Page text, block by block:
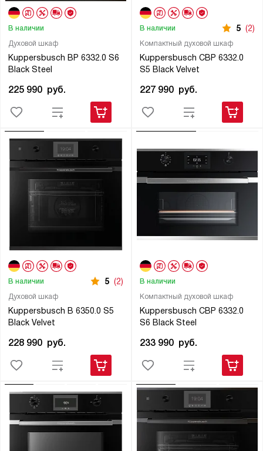
Духовой шкаф
Kuppersbusch BP 6332.0 S6
Black Steel
В наличии
225 990 руб.
Компактный духовой шкаф
Kuppersbusch CBP 6332.0
S5 Black Velvet
В наличии 5 (2)
227 990 руб.
Духовой шкаф
Kuppersbusch B 6350.0 S5
Black Velvet
В наличии 5 (2)
228 990 руб.
Компактный духовой шкаф
Kuppersbusch CBP 6332.0
S6 Black Steel
В наличии
233 990 руб.